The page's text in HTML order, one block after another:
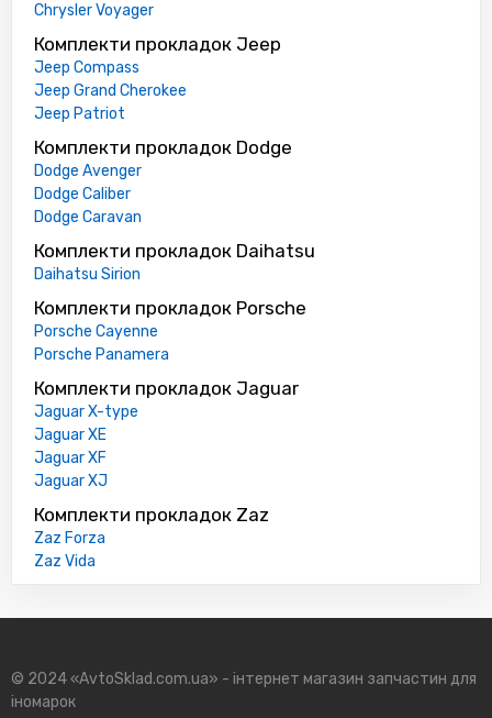
Chrysler Voyager
Комплекти прокладок Jeep
Jeep Compass
Jeep Grand Cherokee
Jeep Patriot
Комплекти прокладок Dodge
Dodge Avenger
Dodge Caliber
Dodge Caravan
Комплекти прокладок Daihatsu
Daihatsu Sirion
Комплекти прокладок Porsche
Porsche Cayenne
Porsche Panamera
Комплекти прокладок Jaguar
Jaguar X-type
Jaguar XE
Jaguar XF
Jaguar XJ
Комплекти прокладок Zaz
Zaz Forza
Zaz Vida
© 2024 «AvtoSklad.com.ua» - інтернет магазин запчастин для
іномарок